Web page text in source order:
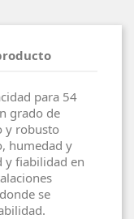
para 54
grado de
y robusto
humedad y
y fiabilidad en
se